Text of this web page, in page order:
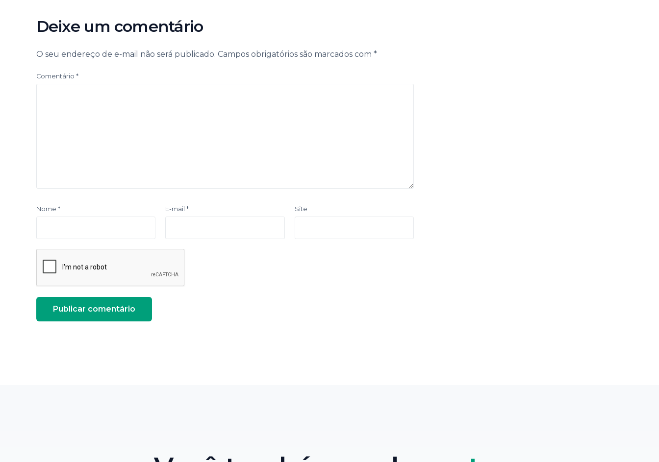
Deixe um comentário
O seu endereço de e-mail não será publicado. Campos obrigatórios são marcados com *
Comentário *
Nome * E-mail* Site